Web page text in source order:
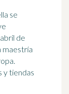
se
de
maestría
y tiendas